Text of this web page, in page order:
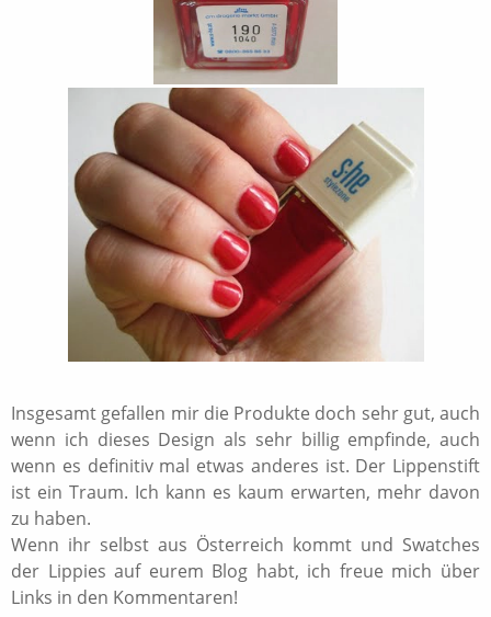
Insgesamt gefallen mir die Produkte doch sehr gut, auch
wenn ich dieses Design als sehr billig empfinde, auch
wenn es definitiv mal etwas anderes ist. Der Lippenstift
ist ein Traum. Ich kann es kaum erwarten, mehr davon
zu haben.
Wenn ihr selbst aus Österreich kommt und Swatches
der Lippies auf eurem Blog habt, ich freue mich über
Links in den Kommentaren!